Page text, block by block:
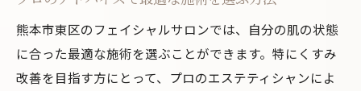
新しい習慣で実感する肌の変化
くすみ改善に特化した熊本市東区のフェイシャ
ルサロン活用法
熊本市東区のフェイシャルサロンでは、自分の肌の状態
に合った最適な施術を選ぶことができます。特にくすみ
改善を目指す方にとって、プロのエステティシャンによ